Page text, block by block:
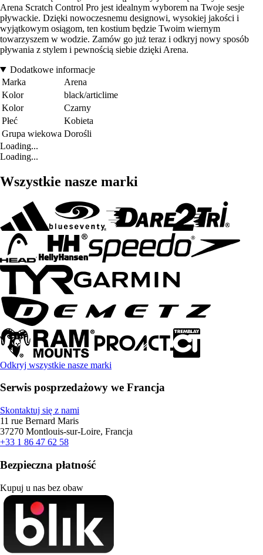
Arena Scratch Control Pro jest idealnym wyborem na Twoje sesje
pływackie. Dzięki nowoczesnemu designowi, wysokiej jakości i
wyjątkowym osiągom, ten kostium będzie Twoim wiernym
towarzyszem w wodzie. Zamów go już teraz i odkryj nowy sposób
pływania z stylem i pewnością siebie dzięki Arena.
Dodatkowe informacje
Marka
Arena
Kolor
black/articlime
Kolor
Czarny
Płeć
Kobieta
Grupa wiekowa Dorośli
Loading...
Loading...
Wszystkie nasze marki
Odkryj wszystkie nasze marki
Serwis posprzedażowy we Francja
Skontaktuj się z nami
11 rue Bernard Maris
37270 Montlouis-sur-Loire, Francja
+33 1 86 47 62 58
Bezpieczna płatność
Kupuj u nas bez obaw